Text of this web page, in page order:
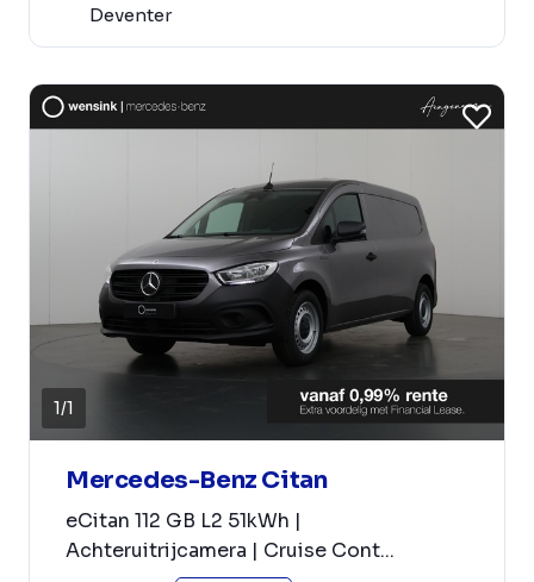
Deventer
1/1
Mercedes-Benz Citan
eCitan 112 GB L2 51kWh |
Achteruitrijcamera | Cruise Cont...